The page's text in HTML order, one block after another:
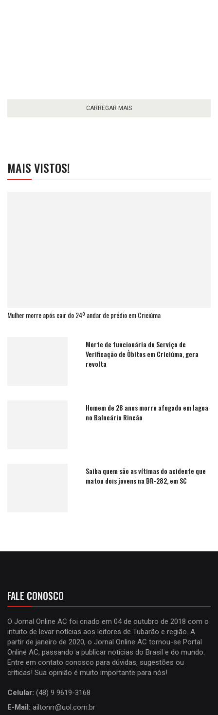
CARREGAR MAIS
MAIS VISTOS!
Mulher morre após cair do 24º andar de prédio em Criciúma
Morte de funcionária do Serviço de
Verificação de Òbitos em Criciúma, gera
revolta
Homem de 28 anos morre afogado em lagoa
no Balneário Rincão
Saiba quem são as vítimas do acidente que
matou dois jovens na BR-282, em SC
FALE CONOSCO
O Jornal Online AC foi criado em 04 de outubro de 2018 com o
intuito de levar notícias aos leitores de Tubarão e região. A
partir de janeiro de 2020, o Jornal Online AC tornou-se Portal
Online AC, passando a publicar notícias do Brasil e do mundo.
Entre em contato conosco para dúvidas, sugestões ou
críticas! Sua opinião é muito importante para nós!
Celular: (48) 9 9619-3168
E-Mail: ailtonrr@uol.com.br